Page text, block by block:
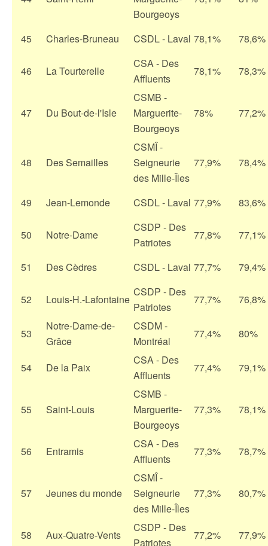
Bourgeoys
45 Charles-Bruneau CSDL - Laval 78,1% 78,6%
46 La Tourterelle
CSA - Des
Affluents
78,1% 78,3%
47 Du Bout-de-l'Isle
CSMB -
Marguerite-
Bourgeoys
78% 77,2%
48 Des Semailles
CSMÎ -
Seigneurie
des Mille-Îles
77,9% 78,4%
49 Jean-Lemonde CSDL - Laval 77,9% 83,6%
50 Notre-Dame
CSDP - Des
Patriotes
77,8% 77,1%
51 Des Cèdres CSDL - Laval 77,7% 79,4%
52 Louis-H.-Lafontaine
CSDP - Des
Patriotes
77,7% 76,8%
53
Notre-Dame-de-
Grâce
CSDM -
Montréal
77,4% 80%
54 De la Paix
CSA - Des
Affluents
77,4% 79,1%
55 Saint-Louis
CSMB -
Marguerite-
Bourgeoys
77,3% 78,1%
56 Entramis
CSA - Des
Affluents
77,3% 78,7%
57 Jeunes du monde
CSMÎ -
Seigneurie
des Mille-Îles
77,3% 80,7%
58 Aux-Quatre-Vents
CSDP - Des
Patriotes
77,2% 77,9%